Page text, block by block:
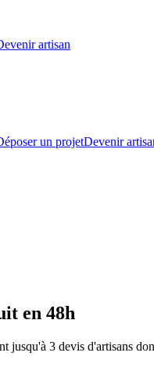
artisan
un projetDevenir
en 48h
jusqu'à 3 devis d'artisans